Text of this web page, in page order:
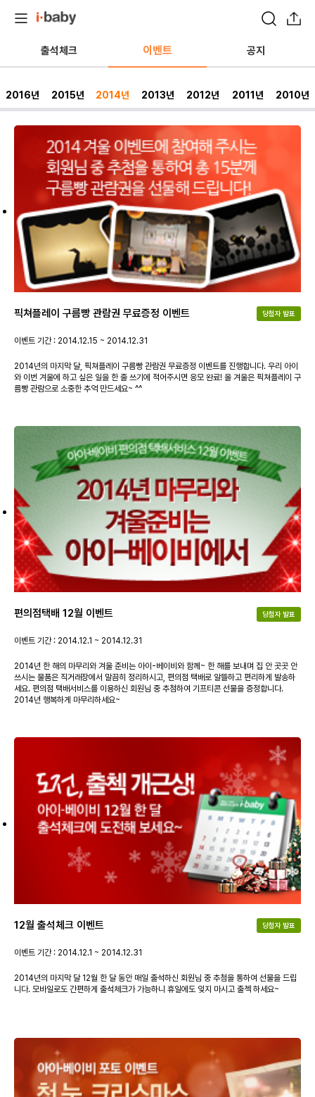
출석체크 이벤트 공지
2016년 2015년 2014년 2013년 2012년 2011년 2010년
픽쳐플레이 구름빵 관람권 무료증정 이벤트 당첨자 발표
이벤트 기간 : 2014.12.15 ~ 2014.12.31
2014년의 마지막 달, 픽쳐플레이 구름빵 관람권 무료증정 이벤트를 진행합니다. 우리 아이
와 이번 겨울에 하고 싶은 일을 한 줄 쓰기에 적어주시면 응모 완료! 올 겨울은 픽쳐플레이 구
름빵 관람으로 소중한 추억 만드세요~ ^^
편의점택배 12월 이벤트 당첨자 발표
이벤트 기간 : 2014.12.1 ~ 2014.12.31
2014년 한 해의 마무리와 겨울 준비는 아이-베이비와 함께~ 한 해를 보내며 집 안 곳곳 안
쓰시는 물품은 직거래장에서 말끔히 정리하시고, 편의점 택배로 알뜰하고 편리하게 발송하
세요. 편의점 택배서비스를 이용하신 회원님 중 추첨하여 기프티콘 선물을 증정합니다.
2014년 행복하게 마무리하세요~
12월 출석체크 이벤트 당첨자 발표
이벤트 기간 : 2014.12.1 ~ 2014.12.31
2014년의 마지막 달 12월 한 달 동안 매일 출석하신 회원님 중 추첨을 통하여 선물을 드립
니다. 모바일로도 간편하게 출석체크가 가능하니 휴일에도 잊지 마시고 출첵 하세요~